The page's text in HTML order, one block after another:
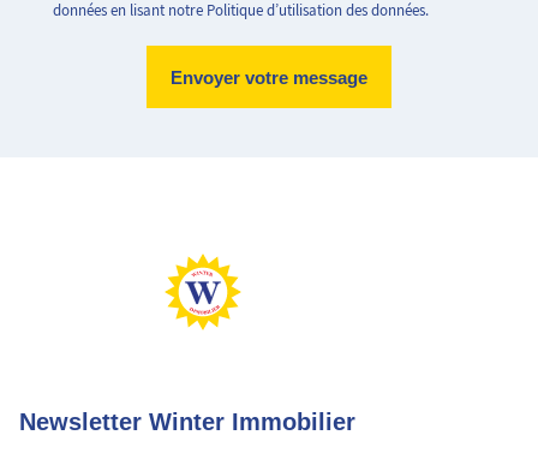
données en lisant notre Politique d’utilisation des données.
Emission de CO2 très importantes
Newsletter Winter Immobilier